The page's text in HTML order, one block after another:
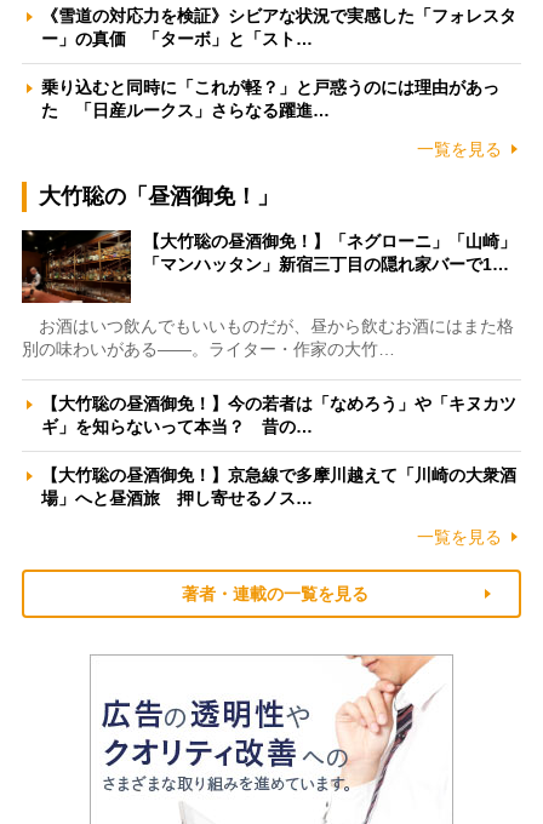
《雪道の対応力を検証》シビアな状況で実感した「フォレスタ
ー」の真価 「ターボ」と「スト…
乗り込むと同時に「これが軽？」と戸惑うのには理由があっ
た 「日産ルークス」さらなる躍進…
一覧を見る
大竹聡の「昼酒御免！」
【大竹聡の昼酒御免！】「ネグローニ」「山崎」
「マンハッタン」新宿三丁目の隠れ家バーで1…
お酒はいつ飲んでもいいものだが、昼から飲むお酒にはまた格
別の味わいがある――。ライター・作家の大竹…
【大竹聡の昼酒御免！】今の若者は「なめろう」や「キヌカツ
ギ」を知らないって本当？ 昔の…
【大竹聡の昼酒御免！】京急線で多摩川越えて「川崎の大衆酒
場」へと昼酒旅 押し寄せるノス…
一覧を見る
著者・連載の一覧を見る